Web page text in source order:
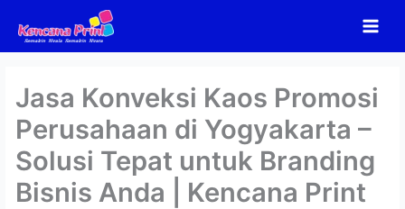
konten
Jasa Konveksi Kaos Promosi
Perusahaan di Yogyakarta –
Solusi Tepat untuk Branding
Bisnis Anda | Kencana Print